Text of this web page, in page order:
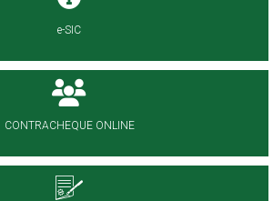
e-SIC
CONTRACHEQUE ONLINE